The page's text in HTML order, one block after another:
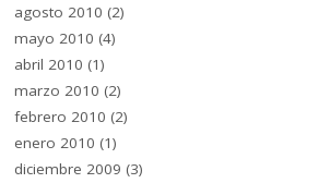
agosto 2010 (2)
mayo 2010 (4)
abril 2010 (1)
marzo 2010 (2)
febrero 2010 (2)
enero 2010 (1)
diciembre 2009 (3)